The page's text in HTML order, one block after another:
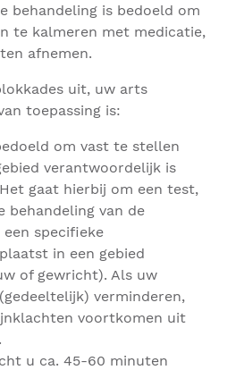
behandeling is bedoeld om
te kalmeren met medicatie,
afnemen.
uit, uw arts
toepassing is:
om vast te stellen
verantwoordelijk is
gaat hierbij om een test,
behandeling van de
specifieke
in een gebied
of gewricht). Als uw
verminderen,
voortkomen uit
u ca. 45-60 minuten